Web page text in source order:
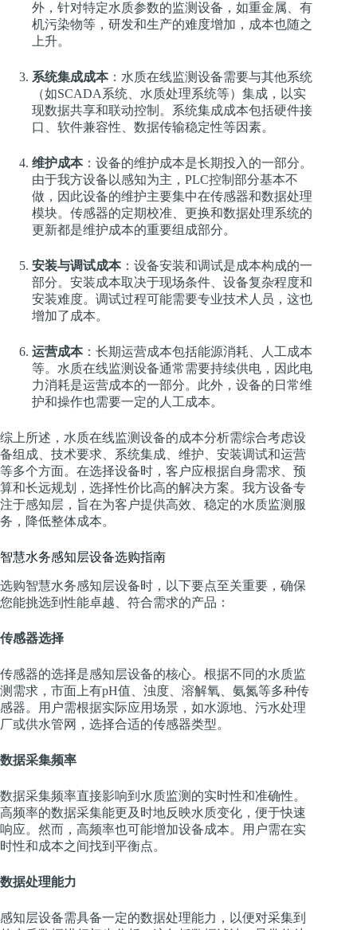
外，针对特定水质参数的监测设备，如重金属、有
机污染物等，研发和生产的难度增加，成本也随之
上升。
系统集成成本：水质在线监测设备需要与其他系统
（如SCADA系统、水质处理系统等）集成，以实
现数据共享和联动控制。系统集成成本包括硬件接
口、软件兼容性、数据传输稳定性等因素。
维护成本：设备的维护成本是长期投入的一部分。
由于我方设备以感知为主，PLC控制部分基本不
做，因此设备的维护主要集中在传感器和数据处理
模块。传感器的定期校准、更换和数据处理系统的
更新都是维护成本的重要组成部分。
安装与调试成本：设备安装和调试是成本构成的一
部分。安装成本取决于现场条件、设备复杂程度和
安装难度。调试过程可能需要专业技术人员，这也
增加了成本。
运营成本：长期运营成本包括能源消耗、人工成本
等。水质在线监测设备通常需要持续供电，因此电
力消耗是运营成本的一部分。此外，设备的日常维
护和操作也需要一定的人工成本。
综上所述，水质在线监测设备的成本分析需综合考虑设
备组成、技术要求、系统集成、维护、安装调试和运营
等多个方面。在选择设备时，客户应根据自身需求、预
算和长远规划，选择性价比高的解决方案。我方设备专
注于感知层，旨在为客户提供高效、稳定的水质监测服
务，降低整体成本。
智慧水务感知层设备选购指南
选购智慧水务感知层设备时，以下要点至关重要，确保
您能挑选到性能卓越、符合需求的产品：
传感器选择
传感器的选择是感知层设备的核心。根据不同的水质监
测需求，市面上有pH值、浊度、溶解氧、氨氮等多种传
感器。用户需根据实际应用场景，如水源地、污水处理
厂或供水管网，选择合适的传感器类型。
数据采集频率
数据采集频率直接影响到水质监测的实时性和准确性。
高频率的数据采集能更及时地反映水质变化，便于快速
响应。然而，高频率也可能增加设备成本。用户需在实
时性和成本之间找到平衡点。
数据处理能力
感知层设备需具备一定的数据处理能力，以便对采集到